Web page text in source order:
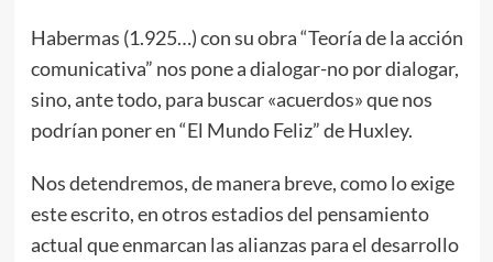
Habermas (1.925…) con su obra “Teoría de la acción
comunicativa” nos pone a dialogar-no por dialogar,
sino, ante todo, para buscar «acuerdos» que nos
podrían poner en “El Mundo Feliz” de Huxley.
Nos detendremos, de manera breve, como lo exige
este escrito, en otros estadios del pensamiento
actual que enmarcan las alianzas para el desarrollo